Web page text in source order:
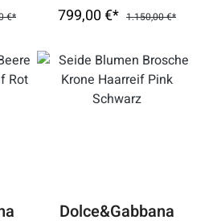
€* 799,00 €* 1.150,00 €*
Dolce&Gabbana